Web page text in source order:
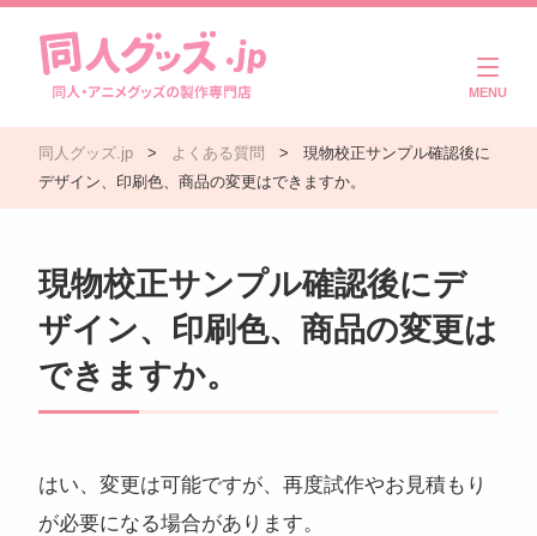
商品一覧
ご利用ガイド
製作実績
よくある質問
お問い合わせ
同人グッズ.jp > よくある質問 >
現物校正サンプル確認後に
デザイン、印刷色、商品の変更はできますか。
現物校正サンプル確認後にデ
ザイン、印刷色、商品の変更は
できますか。
はい、変更は可能ですが、再度試作やお見積もり
が必要になる場合があります。